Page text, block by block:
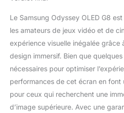
Le Samsung Odyssey OLED G8
les amateurs de jeux vidéo et de
expérience visuelle inégalée grâce
design immersif. Bien que
nécessaires pour optimiser
performances de cet écran en font
pour ceux qui recherchent une
d’image supérieure. Avec une